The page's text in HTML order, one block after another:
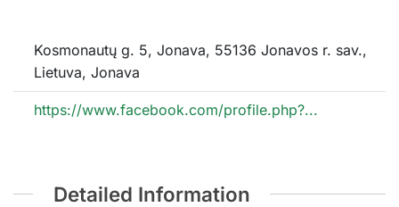
Kosmonautų g. 5, Jonava, 55136 Jonavos r. sav.,
Lietuva, Jonava
https://www.facebook.com/profile.php?...
Detailed Information